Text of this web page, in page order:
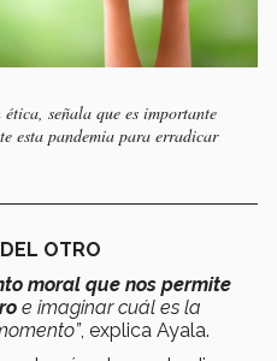
señala que es importante
esta pandemia para erradicar
OTRO
moral que nos permite
e imaginar cuál es la
, explica Ayala.